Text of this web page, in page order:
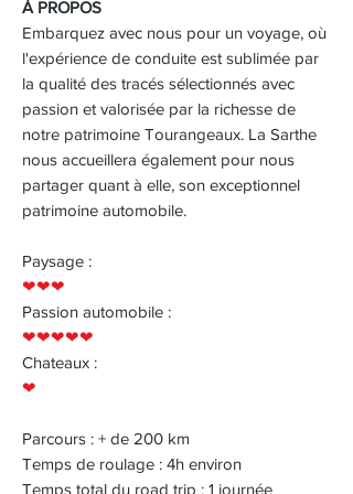
À PROPOS
Embarquez avec nous pour un voyage, où
l'expérience de conduite est sublimée par
la qualité des tracés sélectionnés avec
passion et valorisée par la richesse de
notre patrimoine Tourangeaux. La Sarthe
nous accueillera également pour nous
partager quant à elle, son exceptionnel
patrimoine automobile.
Paysage :
❤❤❤
Passion automobile :
❤❤❤❤❤
Chateaux :
❤
Parcours : + de 200 km
Temps de roulage : 4h environ
Temps total du road trip : 1 journée